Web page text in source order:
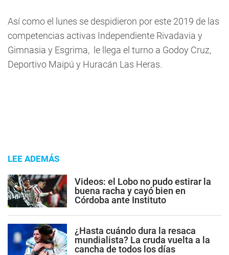
Así como el lunes se despidieron por este 2019 de las
competencias activas Independiente Rivadavia y
Gimnasia y Esgrima, le llega el turno a Godoy Cruz,
Deportivo Maipú y Huracán Las Heras.
LEE ADEMÁS
Videos: el Lobo no pudo estirar la
buena racha y cayó bien en
Córdoba ante Instituto
¿Hasta cuándo dura la resaca
mundialista? La cruda vuelta a la
cancha de todos los días